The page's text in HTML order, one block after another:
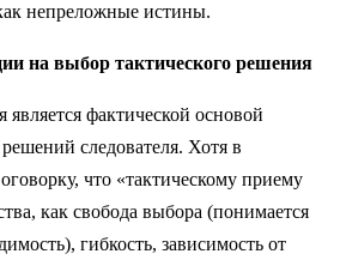
непреложные истины.
на выбор тактического решения
является фактической основой
следователя. Хотя в
что «тактическому приему
как свобода выбора (понимается
гибкость, зависимость от